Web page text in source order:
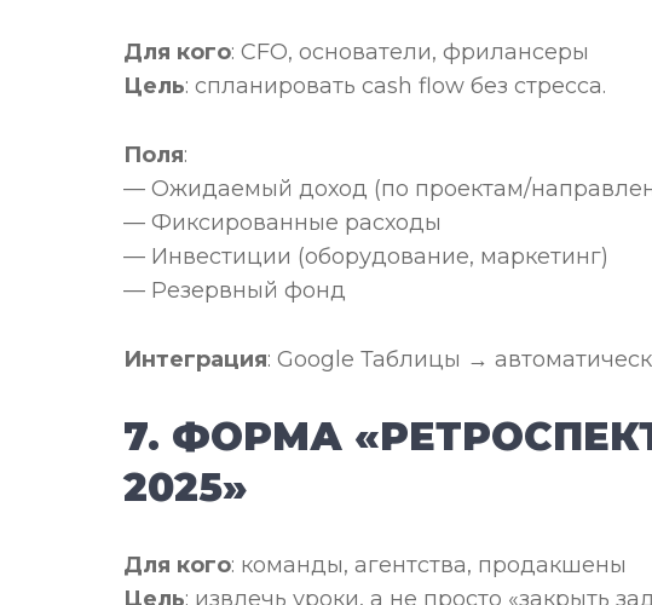
Для кого: CFO, основатели, фрилансеры
Цель: спланировать cash flow без стресса.
Поля:
— Ожидаемый доход (по проектам/
— Фиксированные расходы
— Инвестиции (оборудование, маркетинг)
— Резервный фонд
Интеграция: Google Таблицы →
7. ФОРМА
2025»
Для кого: команды, агентства, продакшены
Цель: извлечь уроки, а не просто «закрыть